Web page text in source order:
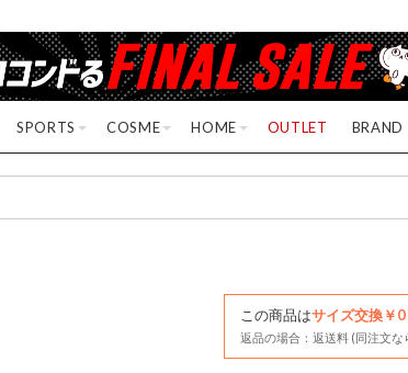
SPORTS COSME HOME OUTLET BRAND
この商品はサイズ交換￥
返品の場合：返送料 (同注文